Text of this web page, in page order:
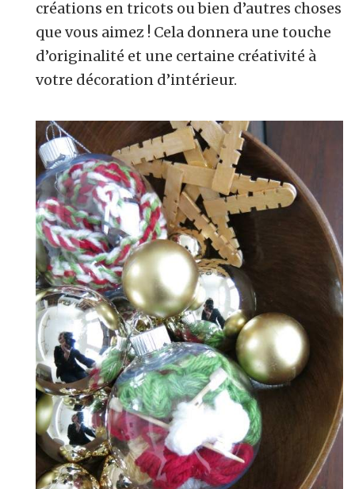
créations en tricots ou bien d’autres choses
que vous aimez ! Cela donnera une touche
d’originalité et une certaine créativité à
votre décoration d’intérieur.